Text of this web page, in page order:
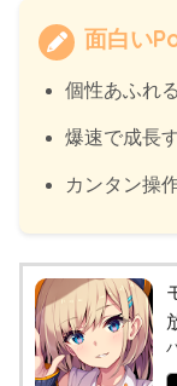
面白い
個性あふれ
爆速で成長
カンタン操